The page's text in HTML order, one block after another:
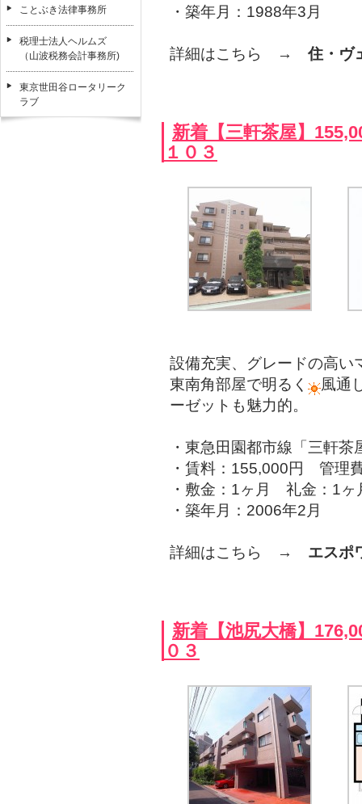
ことぶき法律事務所
税理士法人ヘルムズ
（山波税務会計事務所)
東京世田谷ロータリーク
ラブ
・築年月：1988年3月
詳細はこちら → 住・ヴ
新着【三軒茶屋】
１０３
設備充実、グレードの高い
東南角部屋で明るく
風通
ーゼットも魅力的。
・東急田園都市線「三軒
・賃料：155,000円 管理
・敷金：1ヶ月 礼金：1ヶ
・築年月：2006年2月
詳細はこちら → エスポ
新着【池尻大橋】
０３